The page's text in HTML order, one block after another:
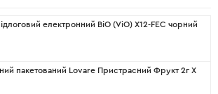
електронний ВіО (ViO) X12-FEC чорний
пакетований Lovare Пристрасний Фрукт 2г X